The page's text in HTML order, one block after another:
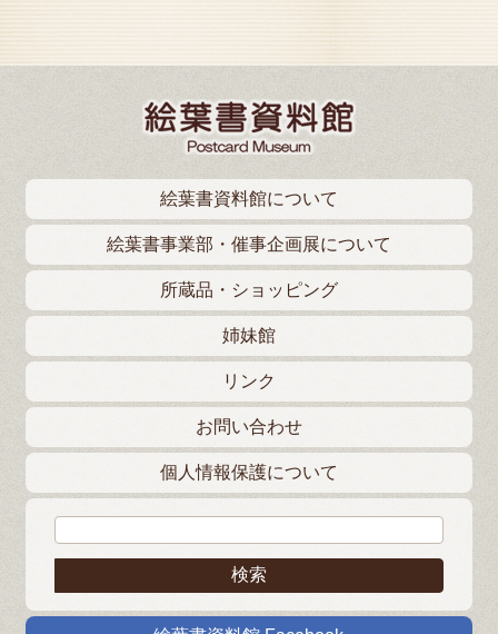
絵葉書資料館について
絵葉書事業部・催事企画展について
所蔵品・ショッピング
姉妹館
リンク
お問い合わせ
個人情報保護について